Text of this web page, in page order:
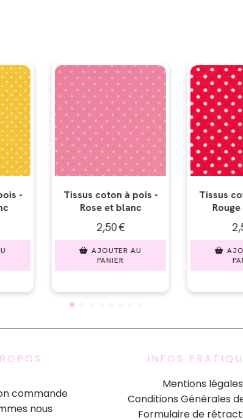
-
Tissus coton à pois -
Rouge et blanc
2,50€
AJOUTER AU
PANIER
Tissus
Marron
2,50
commande
nous
INFOS
Mentions légales
Conditions Générales
Formulaire de